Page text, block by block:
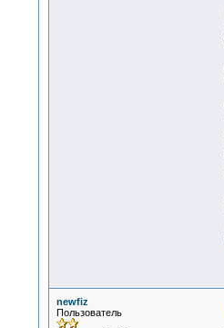
newfiz
Пользователь